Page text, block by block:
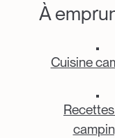
À
Catalogue Item
Cuisine
Catalogue Item